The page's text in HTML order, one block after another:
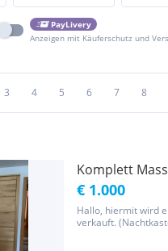
PayLivery
Anzeigen mit Käuferschutz und
3 4 5 6 7 8
Komplett
€ 1.000
Hallo, hiermit wird
verkauft.